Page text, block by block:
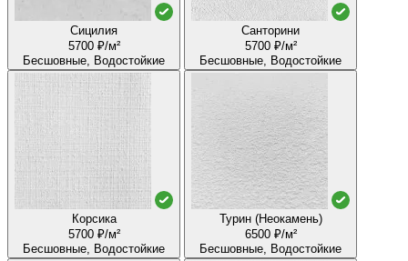
Сицилия
5700 ₽/м²
Бесшовные, Водостойкие
Санторини
5700 ₽/м²
Бесшовные, Водостойкие
Корсика
5700 ₽/м²
Бесшовные, Водостойкие
Турин (Неокамень)
6500 ₽/м²
Бесшовные, Водостойкие